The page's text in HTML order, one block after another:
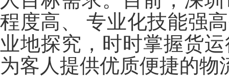
程度高、 专业化技能强
业地探究，时时掌握货
为客人提供优质便捷的